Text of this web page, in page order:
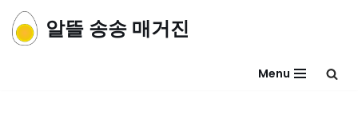
콘
알뜰 송송 매거진
Menu